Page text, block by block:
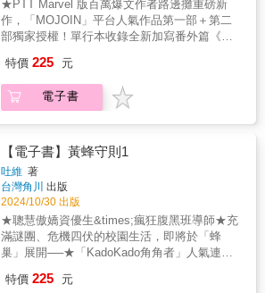
每夜守候，期待女孩繼續丟棄屍體剩下的部
位，滿足他那日益膨脹的異常癖。手臂、大
腿、乳房、內臟&hellip;&hellip;直到屍體最後一
個部位──頭顱出現後，少彬卻震驚地發現，屍
看見的神祕女孩，是正在分割自己屍體的恐怖
厲鬼？還是一個前所未見的異常殺人魔？
★PTT Marvel 版百萬爆文作者路邊攤重磅新
作，「MOJOIN」平台人氣作品第一部＋第二
部獨家授權！單行本收錄全新加寫番外篇《歡
在對面的普通學生，但實際上我卻是掌握了所
有人把柄的異常者&hellip;&hellip;」&大學生少
彬有個不為人知的祕密，習慣在深夜三點偷溜
圾來深入了解對方的生活，正是少彬的異常癖
好。這一晚，他撞見一名年輕漂亮的女孩來丟
垃圾，在她離去後立刻接收走垃圾袋。卻在打
開後感受到他從未體驗的狂喜，因為垃圾袋裡
藏著女體的斷肢。少彬著迷於斷肢之美，開始
每夜守候，期待女孩繼續丟棄屍體剩下的部
位，滿足他那日益膨脹的異常癖。手臂、大
腿、乳房、內臟&hellip;&hellip;直到屍體最後一
個部位──頭顱出現後，少彬卻震驚地發現，屍
特價 225 元
電子書
【電子書】黃蜂守則1
吐維 著
台灣角川 出版
2024/10/30 出版
★聰慧傲嬌資優生&times;瘋狂腹黑班導師★充
滿謎團、危機四伏的校園生活，即將於「蜂
巢」展開──★「KadoKado角角者」人氣連載
明信片、KadoKado角角者閱讀卷3張（※首刷
特價 225 元